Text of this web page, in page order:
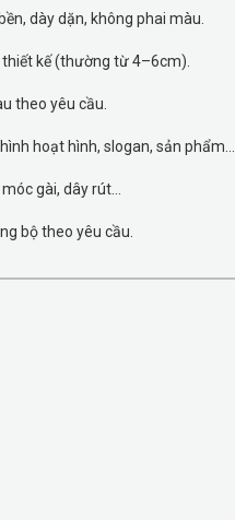
dày dặn, không phai màu.
thiết kế (thường từ 4–6cm).
theo yêu cầu.
hoạt hình, slogan, sản phẩm...
gài, dây rút...
bộ theo yêu cầu.